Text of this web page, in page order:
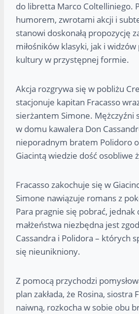
do libretta Marco Coltelliniego.
humorem, zwrotami akcji i
stanowi doskonałą propozycję
miłośników klasyki, jak i
kultury w przystępnej formie.
Akcja rozgrywa się w pobliżu
stacjonuje kapitan Fracasso
sierżantem Simone. Mężczyźni
w domu kawalera Don
nieporadnym bratem Polidoro
Giacintą wiedzie dość osobliwe
Fracasso zakochuje się w
Simone nawiązuje romans z
Para pragnie się pobrać, jednak
małżeństwa niezbędna jest
Cassandra i Polidora – których
się nieunikniony.
Z pomocą przychodzi
plan zakłada, że Rosina, siostra
naiwną, rozkocha w sobie obu